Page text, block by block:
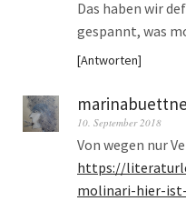
Das haben wir
gespannt, was
Antworten
10. September 2018
Von wegen nur
https://
molinari-hier-